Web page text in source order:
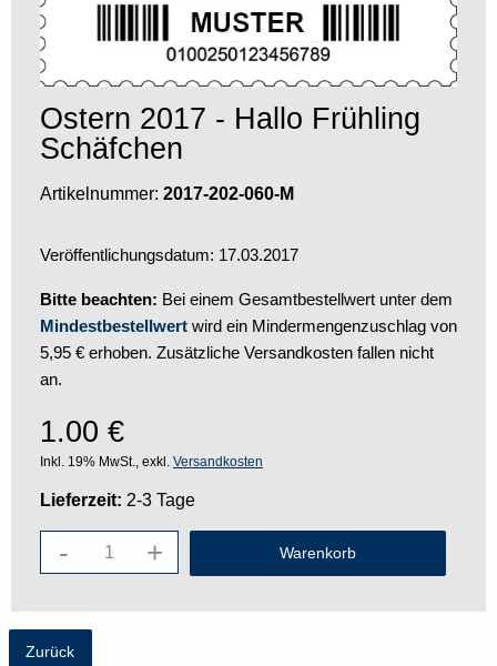
Ostern 2017 - Hallo Frühling
Schäfchen
Artikelnummer: 2017-202-060-M
Veröffentlichungsdatum: 17.03.2017
Bitte beachten: Bei einem Gesamtbestellwert unter dem
Mindestbestellwert wird ein Mindermengenzuschlag von
5,95 € erhoben. Zusätzliche Versandkosten fallen nicht
an.
1.00 €
Inkl. 19% MwSt., exkl. Versandkosten
Lieferzeit: 2-3 Tage
- +
Zurück